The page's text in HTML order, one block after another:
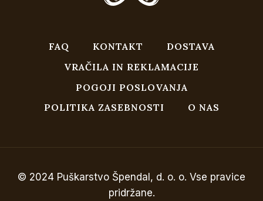
FAQ KONTAKT
DOSTAVA
VRAČILA IN REKLAMACIJE
POGOJI POSLOVANJA
POLITIKA ZASEBNOSTI
O NAS
© 2024 Puškarstvo Špendal, d. o. o. Vse pravice
pridržane.